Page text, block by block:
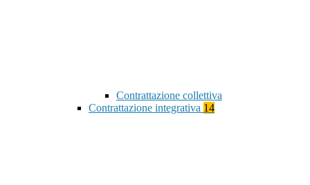
Contrattazione collettiva
Contrattazione integrativa 14